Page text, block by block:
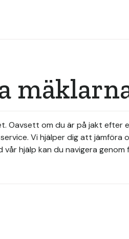
Oavsett om du är på jakt efter
Vi hjälper dig att jämföra
hjälp kan du navigera